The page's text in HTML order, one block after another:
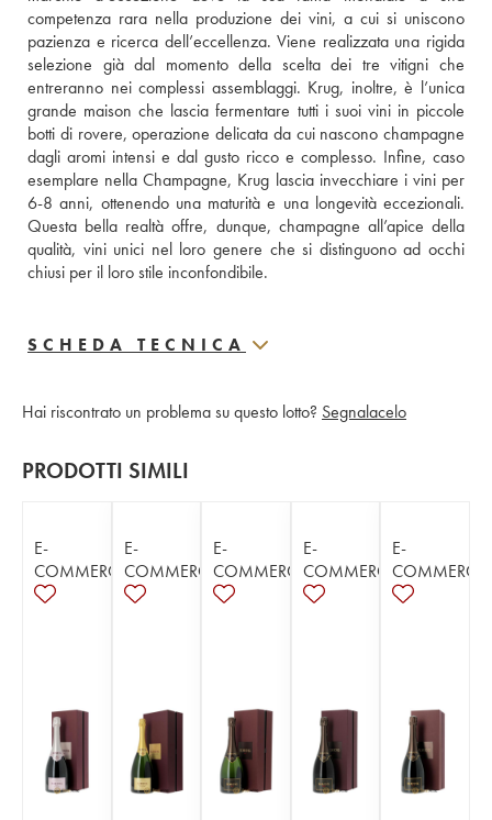
competenza rara nella produzione dei vini, a cui si uniscono
pazienza e ricerca dell’eccellenza. Viene realizzata una rigida
selezione già dal momento della scelta dei tre vitigni che
entreranno nei complessi assemblaggi. Krug, inoltre, è l’unica
grande maison che lascia fermentare tutti i suoi vini in piccole
botti di rovere, operazione delicata da cui nascono champagne
dagli aromi intensi e dal gusto ricco e complesso. Infine, caso
esemplare nella Champagne, Krug lascia invecchiare i vini per
6-8 anni, ottenendo una maturità e una longevità eccezionali.
Questa bella realtà offre, dunque, champagne all’apice della
qualità, vini unici nel loro genere che si distinguono ad occhi
chiusi per il loro stile inconfondibile.
SCHEDA TECNICA
Hai riscontrato un problema su questo lotto? Segnalacelo
PRODOTTI SIMILI
E-
COMMERCE
E-
COMMERCE
E-
COMMERCE
E-
COMMERCE
E-
COMMERCE